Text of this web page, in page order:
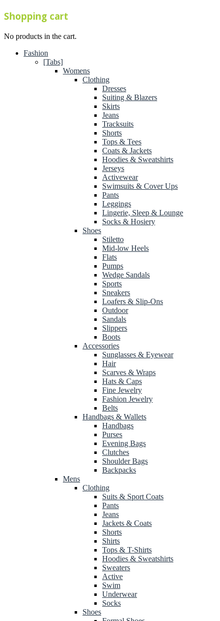
Shopping cart
No products in the cart.
Fashion
[Tabs]
Womens
Clothing
Dresses
Suiting & Blazers
Skirts
Jeans
Tracksuits
Shorts
Tops & Tees
Coats & Jackets
Hoodies & Sweatshirts
Jerseys
Activewear
Swimsuits & Cover Ups
Pants
Leggings
Lingerie, Sleep & Lounge
Socks & Hosiery
Shoes
Stiletto
Mid-low Heels
Flats
Pumps
Wedge Sandals
Sports
Sneakers
Loafers & Slip-Ons
Outdoor
Sandals
Slippers
Boots
Accessories
Sunglasses & Eyewear
Hair
Scarves & Wraps
Hats & Caps
Fine Jewelry
Fashion Jewelry
Belts
Handbags & Wallets
Handbags
Purses
Evening Bags
Clutches
Shoulder Bags
Backpacks
Mens
Clothing
Suits & Sport Coats
Pants
Jeans
Jackets & Coats
Shorts
Shirts
Tops & T-Shirts
Hoodies & Sweatshirts
Sweaters
Active
Swim
Underwear
Socks
Shoes